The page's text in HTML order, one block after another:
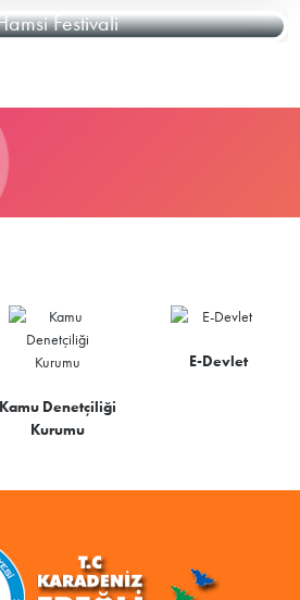
Festivali
Kamu Denetçiliği
Kurumu
E-Devlet